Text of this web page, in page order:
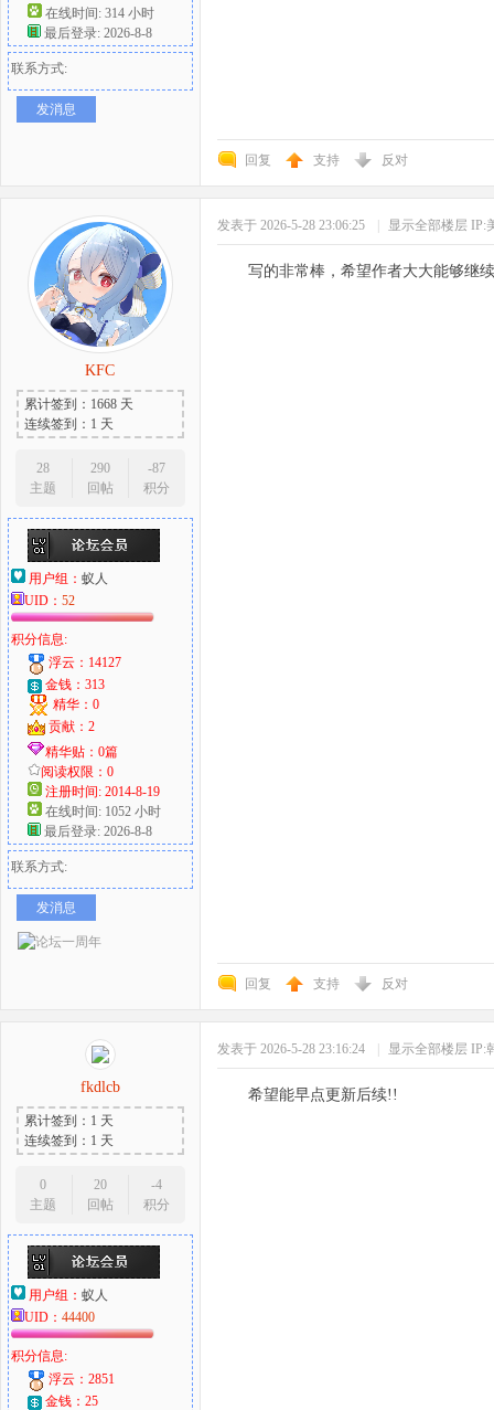
在线时间: 314 小时
最后登录: 2026-8-8
联系方式:
发消息
回复 支持 反对
KFC
累计签到：1668 天
连续签到：1 天
28
主题
290
回帖
-87
积分
用户组： 蚁人
UID： 52
积分信息:
浮云：14127
金钱：313
精华：0
贡献：2
精华贴：0篇
阅读权限：0
注册时间: 2014-8-19
在线时间: 1052 小时
最后登录: 2026-8-8
联系方式:
发消息
发表于 2026-5-28 23:06:25 显示全部楼层 IP:
写的非常棒，希望作者大大能够继
回复 支持 反对
fkdlcb
累计签到：1 天
连续签到：1 天
0
主题
20
回帖
-4
积分
用户组： 蚁人
UID： 44400
积分信息:
浮云：2851
金钱：25
发表于 2026-5-28 23:16:24 显示全部楼层 IP:
希望能早点更新后续!!